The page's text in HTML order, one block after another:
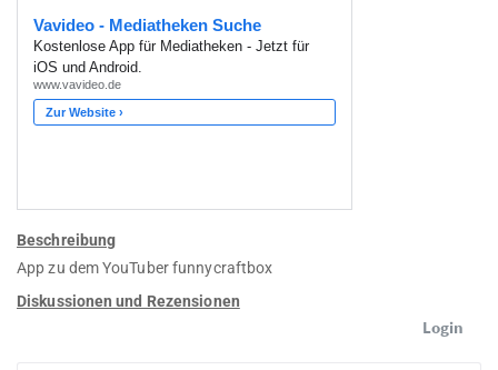
Beschreibung
App zu dem YouTuber funnycraftbox
Diskussionen und Rezensionen
Login